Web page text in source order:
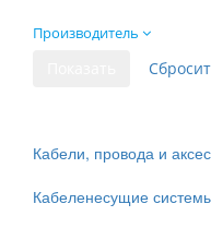
Производитель
Кабели, провода и
Кабеленесущие